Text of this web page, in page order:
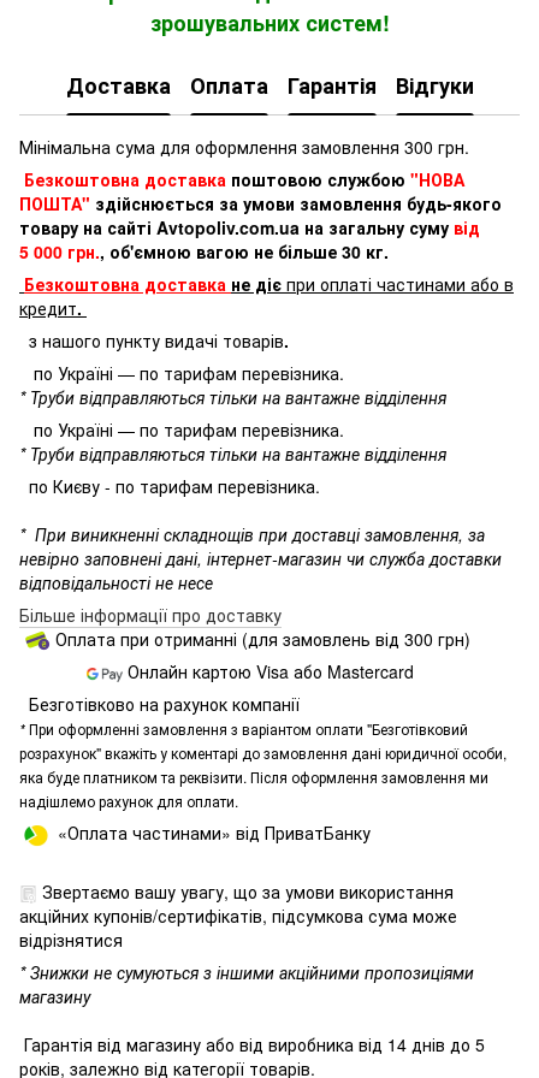
зрошувальних систем!
Доставка Оплата Гарантія Відгуки
Мінімальна сума для оформлення замовлення 300 грн.
Безкоштовна доставка поштовою службою "НОВА
ПОШТА" здійснюється за умови замовлення будь-якого
товару на сайті Avtopoliv.com.ua на загальну суму від
5 000 грн., об'ємною вагою не більше 30 кг.
Безкоштовна доставка не діє при оплаті частинами або в
кредит.
з нашого пункту видачі товарів.
по Україні — по тарифам перевізника.
* Труби відправляються тільки на вантажне відділення
по Україні — по тарифам перевізника.
* Труби відправляються тільки на вантажне відділення
по Києву - по тарифам перевізника.
*При виникненні складнощів при доставці замовлення, за
невірно заповнені дані, інтернет-магазин чи служба доставки
відповідальності не несе
Більше інформації про доставку
Оплата при отриманні (для замовлень від 300 грн)
Онлайн картою Visa або Mastercard
Безготівково на рахунок компанії
*При оформленні замовлення з варіантом оплати "Безготівковий
розрахунок" вкажіть у коментарі до замовлення дані юридичної особи,
яка буде платником та реквізити. Після оформлення замовлення ми
надішлемо рахунок для оплати.
«Оплата частинами» від ПриватБанку
Звертаємо вашу увагу, що за умови використання
акційних купонів/сертифікатів, підсумкова сума може
відрізнятися
* Знижки не сумуються з іншими акційними пропозиціями
магазину
Гарантія від магазину або від виробника від 14 днів до 5
років, залежно від категорії товарів.